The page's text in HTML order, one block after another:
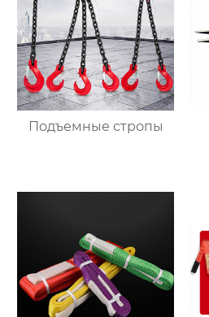
Подъемные стропы